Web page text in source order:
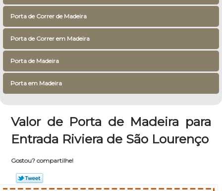
Porta de Correr de Madeira
Porta de Correr em Madeira
Porta de Madeira
Porta em Madeira
Valor de Porta de Madeira para
Entrada Riviera de São Lourenço
Gostou? compartilhe!